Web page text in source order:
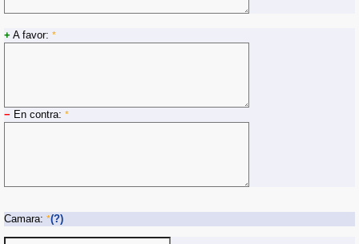
+ A favor: *
− En contra: *
Camara: *(?)